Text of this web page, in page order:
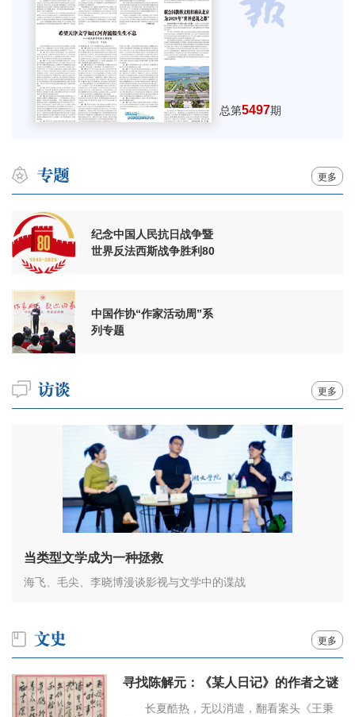
总第5497期
更多
纪念中国人民抗日战争暨
世界反法西斯战争胜利80
中国作协“作家活动周”系
列专题
更多
当类型文学成为一种拯救
海飞、毛尖、李晓博漫谈影视与文学中的谍战
更多
寻找陈解元：《某人日记》的作者之谜
长夏酷热，无以消遣，翻看案头《王秉